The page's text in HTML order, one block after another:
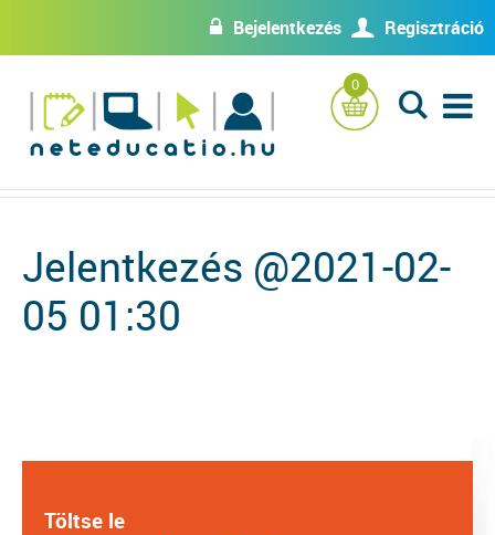
w Bejelentkezés U Regisztráció
0
L
Jelentkezés @2021-02-
05 01:30
Töltse le